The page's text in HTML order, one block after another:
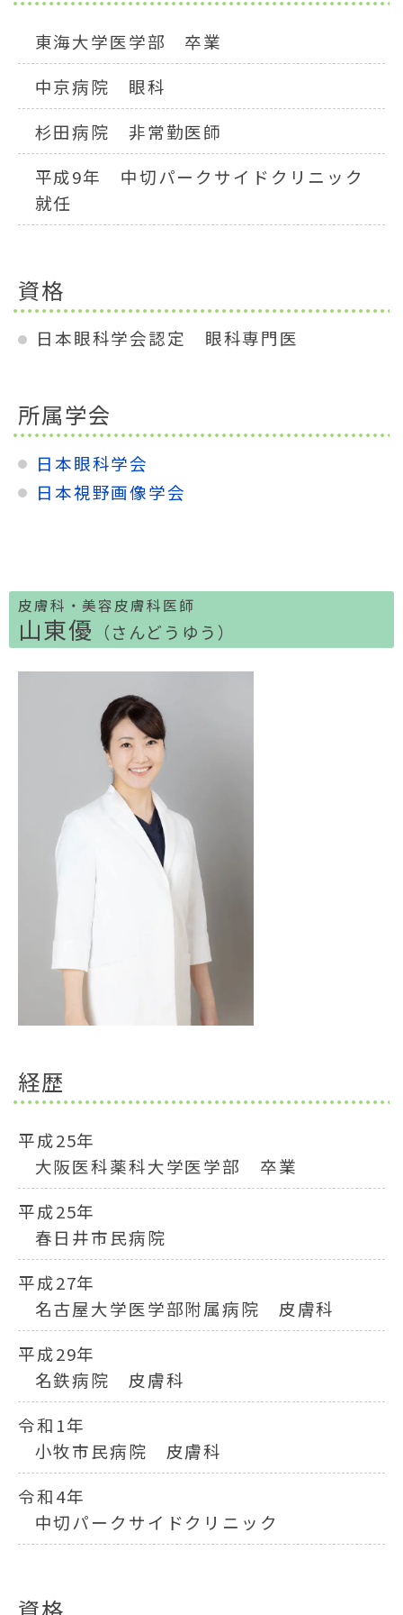
東海大学医学部 卒業
中京病院 眼科
杉田病院 非常勤医師
平成9年 中切パークサイドクリニック
就任
資格
日本眼科学会認定 眼科専門医
所属学会
日本眼科学会
日本視野画像学会
皮膚科・美容皮膚科医師
山東優 （さんどうゆう）
経歴
平成25年
大阪医科薬科大学医学部 卒業
平成25年
春日井市民病院
平成27年
名古屋大学医学部附属病院 皮膚科
平成29年
名鉄病院 皮膚科
令和1年
小牧市民病院 皮膚科
令和4年
中切パークサイドクリニック